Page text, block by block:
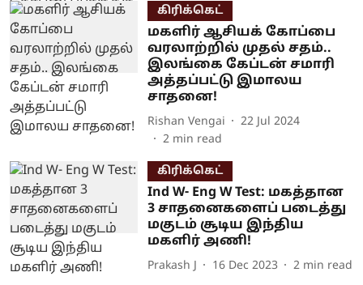
கிரிக்கெட்
மகளிர் ஆசியக் கோப்பை
வரலாற்றில் முதல் சதம்..
இலங்கை கேப்டன் சமாரி
அத்தப்பட்டு இமாலய
சாதனை!
Rishan Vengai
22 Jul 2024
2 min read
கிரிக்கெட்
Ind W- Eng W Test: மகத்தான
3 சாதனைகளைப் படைத்து
மகுடம் சூடிய இந்திய
மகளிர் அணி!
Prakash J 16 Dec 2023 2 min read